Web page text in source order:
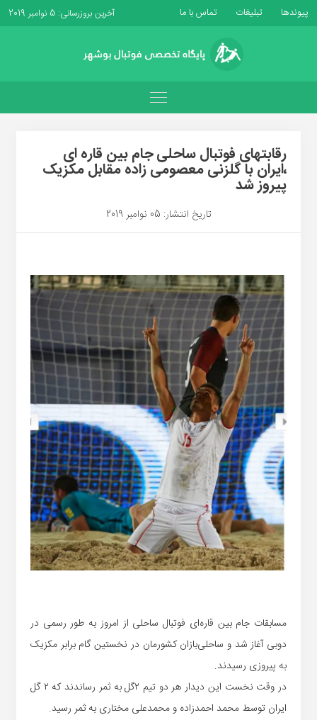
پیوندها تبلیغات تماس با ما آخرین بروزرسانی: 5 نوامبر 2019
رقابتهای فوتبال ساحلی جام بین قاره ای
،ایران با گلزنی معصومی زاده مقابل مکزیک
پیروز شد
تاریخ انتشار: 05 نوامبر 2019
مسابقات جام بین قاره‌ای فوتبال ساحلی از امروز به طور رسمی در
دوبی آغاز شد و ساحلی‌بازان‌ کشورمان در نخستین گام برابر مکزیک
به پیروزی رسیدند.
در‌ وقت نخست این‌ دیدار هر دو تیم ۲گل به ثمر رساندند که ۲ گل
ایران توسط محمد احمدزاده و محمدعلی مختاری به ثمر رسید.